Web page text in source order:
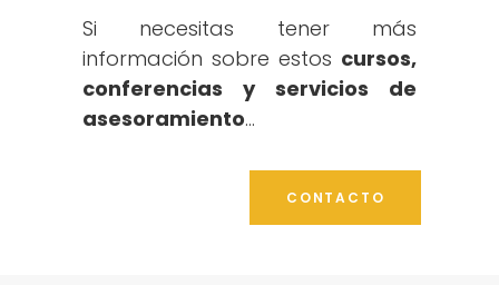
Si necesitas tener más
información sobre estos cursos,
conferencias y servicios de
asesoramiento…
CONTACTO